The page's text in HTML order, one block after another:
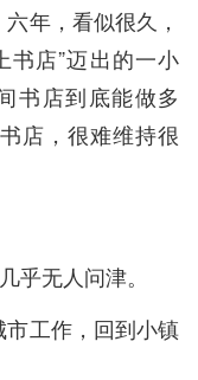
年，看似很久，
书店”迈出的一小
书店到底能做多
店，很难维持很
乎无人问津。
工作，回到小镇